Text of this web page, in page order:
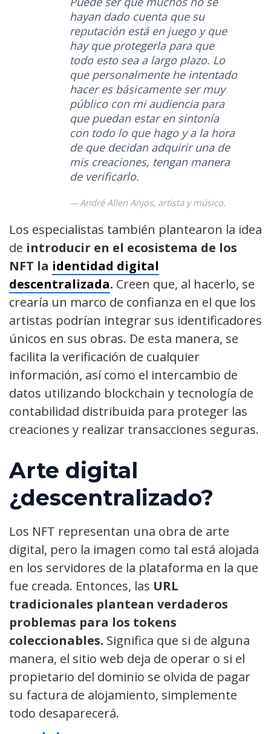
hayan dado cuenta que su
reputación está en juego y que
hay que protegerla para que
todo esto sea a largo plazo. Lo
que personalmente he intentado
hacer es básicamente ser muy
público con mi audiencia para
que puedan estar en sintonía
con todo lo que hago y a la hora
de que decidan adquirir una de
mis creaciones, tengan manera
de verificarlo.
André Allen Anjos, artista y músico.
Los especialistas también plantearon la idea
de introducir en el ecosistema de los
NFT la identidad digital
descentralizada. Creen que, al hacerlo, se
crearía un marco de confianza en el que los
artistas podrían integrar sus identificadores
únicos en sus obras. De esta manera, se
facilita la verificación de cualquier
información, así como el intercambio de
datos utilizando blockchain y tecnología de
contabilidad distribuida para proteger las
creaciones y realizar transacciones seguras.
Arte digital
¿descentralizado?
Los NFT representan una obra de arte
digital, pero la imagen como tal está alojada
en los servidores de la plataforma en la que
fue creada. Entonces, las URL
tradicionales plantean verdaderos
problemas para los tokens
coleccionables. Significa que si de alguna
manera, el sitio web deja de operar o si el
propietario del dominio se olvida de pagar
su factura de alojamiento, simplemente
todo desaparecerá.